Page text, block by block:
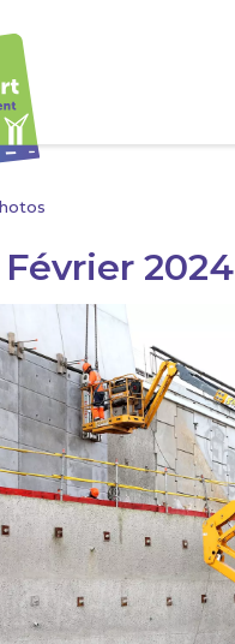
Février 2024